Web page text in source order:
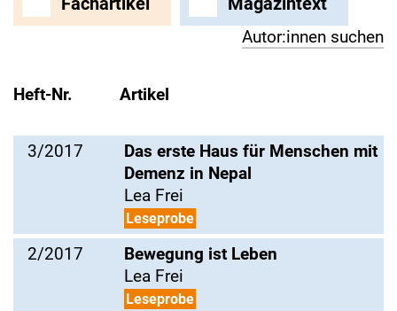
Autor:innen suchen
Heft-Nr. Artikel
3/2017
Das erste Haus für Menschen mit
Demenz in Nepal
Lea Frei
Leseprobe
2/2017
Bewegung ist Leben
Lea Frei
Leseprobe